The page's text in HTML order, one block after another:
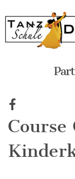
Zum
Inhalt
Course